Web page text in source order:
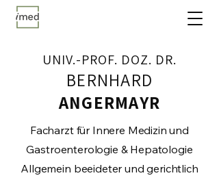
UNIV.-PROF. DOZ. DR.
BERNHARD
ANGERMAYR
Facharzt für Innere Medizin und
Gastroenterologie & Hepatologie
Allgemein beeideter und gerichtlich